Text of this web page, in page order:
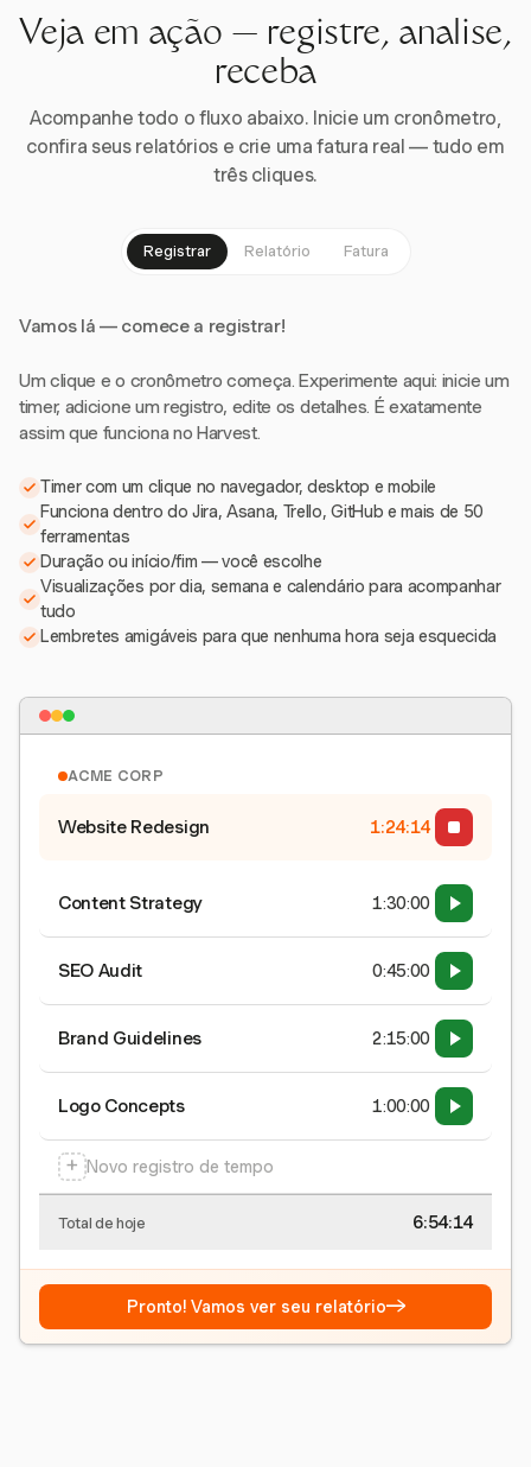
Veja em ação — registre, analise,
receba
Acompanhe todo o fluxo abaixo. Inicie um cronômetro,
confira seus relatórios e crie uma fatura real — tudo em
três cliques.
Registrar Relatório Fatura
Vamos lá — comece a registrar!
Um clique e o cronômetro começa. Experimente aqui: inicie um
timer, adicione um registro, edite os detalhes. É exatamente
assim que funciona no Harvest.
Timer com um clique no navegador, desktop e mobile
Funciona dentro do Jira, Asana, Trello, GitHub e mais de 50
ferramentas
Duração ou início/fim — você escolhe
Visualizações por dia, semana e calendário para acompanhar
tudo
Lembretes amigáveis para que nenhuma hora seja esquecida
ACME CORP
Website Redesign 1:24:15
Content Strategy 1:30:00
SEO Audit 0:45:00
Brand Guidelines 2:15:00
Logo Concepts 1:00:00
+ Novo registro de tempo
Total de hoje 6:54:15
Pronto! Vamos ver seu relatório→